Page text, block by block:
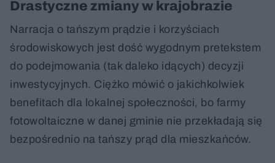
Drastyczne zmiany w krajobrazie
Narracja o tańszym prądzie i korzyściach
środowiskowych jest dość wygodnym pretekstem
do podejmowania (tak daleko idących) decyzji
inwestycyjnych. Ciężko mówić o jakichkolwiek
benefitach dla lokalnej społeczności, bo farmy
fotowoltaiczne w danej gminie nie przekładają się
bezpośrednio na tańszy prąd dla mieszkańców.